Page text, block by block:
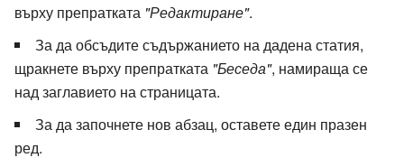
върху препратката "Редактиране".
За да обсъдите съдържанието на дадена статия,
щракнете върху препратката "Беседа", намираща се
над заглавието на страницата.
За да започнете нов абзац, оставете един празен
ред.